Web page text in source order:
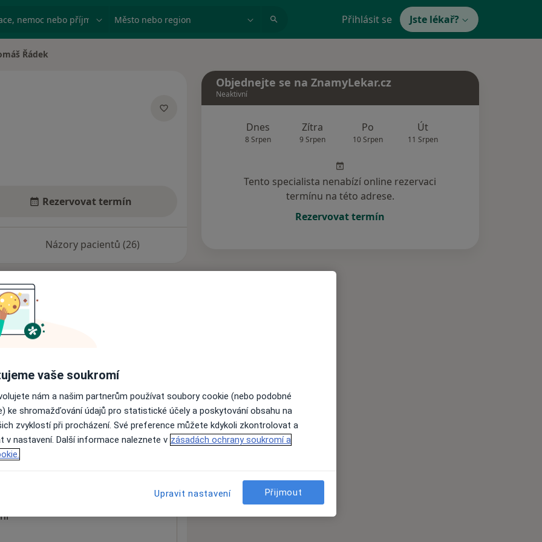
nemoc nebo příjmení Město nebo region Přihlásit se Jste lékař?
městaŘádek
Rezervovat termín
Názory pacientů (26)
nejsou k dispozici
informace o svých službách.
Objednejte se na ZnamyLekar.cz
Neaktivní
Dnes
8 Srpen
Zítra
9 Srpen
Po
10 Srpen
Út
11 Srpen
Tento specialista nenabízí online rezervaci
termínu na této adrese.
Rezervovat termín
vaše soukromí
nám a našim partnerům používat soubory cookie (nebo podobné
ke shromažďování údajů pro statistické účely a poskytování obsahu na
zvyklostí při procházení. Své preference můžete kdykoli zkontrolovat a
v nastavení. Další informace naleznete v zásadách ochrany soukromí a
Upravit nastavení Přijmout